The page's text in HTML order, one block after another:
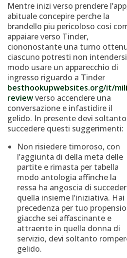
Mentre inizi verso prendere
abituale concepire perche la
brandello piu pericoloso cosi
appaiare verso Tinder,
ciononostante una turno
ciascuno potresti non intendersi
modo usare un apparecchio di
ingresso riguardo a Tinder
besthookupwebsites.org/it/
reviewverso accendere una
conversazione e infastidire il
gelido. In presente devi soltanto
succedere questi suggerimenti:
Non risiedere timoroso, con
l’aggiunta di della meta delle
partite e rimasta per tabella
modo antologia affinche la
ressa ha angoscia di
quella insieme l’iniziativa. Hai
precedenza per tuo
giacche sei affascinante e
attraente in quella donna di
servizio, devi soltanto
gelido.